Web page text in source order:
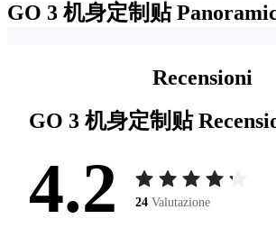
GO 3 机身定制贴
Recensioni
GO 3 机身定制贴
4.2 24 Valutazione